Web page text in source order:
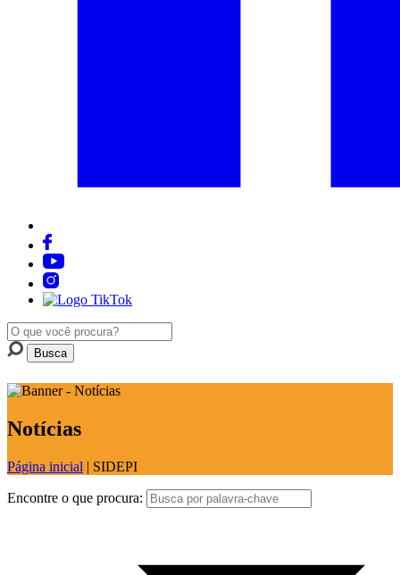
Notícias
Página inicial | SIDEPI
Encontre o que procura: